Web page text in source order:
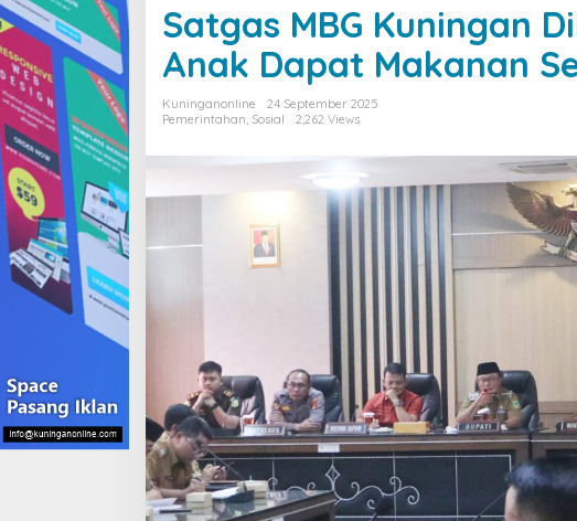
Kuningan
Dibentuk,
Pastikan
Anak
Dapat
Makanan
dan
Aman
Satgas MBG Kuningan
Anak Dapat Makanan
Kuninganonline
24 September 2025
Pemerintahan Sosial 2,262 Views